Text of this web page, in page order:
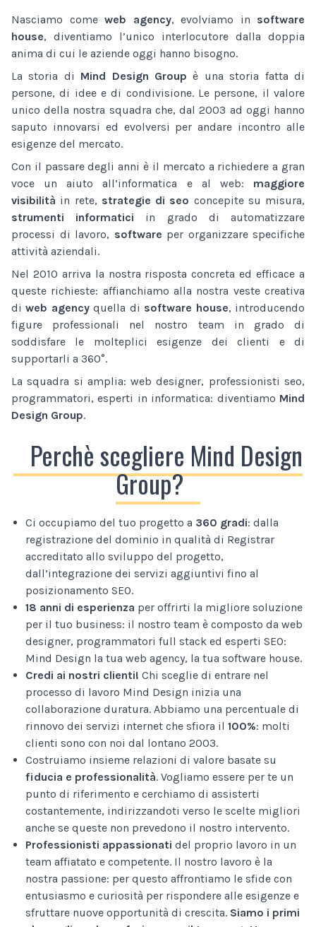
Nasciamo come web agency, evolviamo in software
house, diventiamo l’unico interlocutore dalla doppia
anima di cui le aziende oggi hanno bisogno.
La storia di Mind Design Group è una storia fatta di
persone, di idee e di condivisione. Le persone, il valore
unico della nostra squadra che, dal 2003 ad oggi hanno
saputo innovarsi ed evolversi per andare incontro alle
esigenze del mercato.
Con il passare degli anni è il mercato a richiedere a gran
voce un aiuto all’informatica e al web: maggiore
visibilità in rete, strategie di seo concepite su misura,
strumenti informatici in grado di automatizzare
processi di lavoro, software per organizzare specifiche
attività aziendali.
Nel 2010 arriva la nostra risposta concreta ed efficace a
queste richieste: affianchiamo alla nostra veste creativa
diweb agencyquella di software house, introducendo
figure professionali nel nostro team in grado di
soddisfare le molteplici esigenze dei clienti e di
supportarli a 360°.
La squadra si amplia: web designer, professionisti seo,
programmatori, esperti in informatica: diventiamo Mind
Design Group.
Perchè scegliere Mind Design
Group?
Ci occupiamo del tuo progetto a 360 gradi: dalla
registrazione del dominio in qualità di Registrar
accreditato allo sviluppo del progetto,
dall’integrazione dei servizi aggiuntivi fino al
posizionamento SEO.
18 anni di esperienza per offrirti la migliore soluzione
per il tuo business: il nostro team è composto da web
designer, programmatori full stack ed esperti SEO:
Mind Design la tua web agency, la tua software house.
Credi ai nostri clienti! Chi sceglie di entrare nel
processo di lavoro Mind Design inizia una
collaborazione duratura. Abbiamo una percentuale di
rinnovo dei servizi internet che sfiora il 100%: molti
clienti sono con noi dal lontano 2003.
Costruiamo insieme relazioni di valore basate su
fiducia e professionalità. Vogliamo essere per te un
punto di riferimento e cerchiamo di assisterti
costantemente, indirizzandoti verso le scelte migliori
anche se queste non prevedono il nostro intervento.
Professionisti appassionati del proprio lavoro in un
team affiatato e competente. Il nostro lavoro è la
nostra passione: per questo affrontiamo le sfide con
entusiasmo e curiosità per rispondere alle esigenze e
sfruttare nuove opportunità di crescita. Siamo i primi